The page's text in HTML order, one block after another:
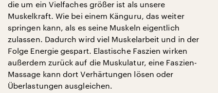
die um ein Vielfaches größer ist als unsere
Muskelkraft. Wie bei einem Känguru, das weiter
springen kann, als es seine Muskeln eigentlich
zulassen. Dadurch wird viel Muskelarbeit und in der
Folge Energie gespart. Elastische Faszien wirken
außerdem zurück auf die Muskulatur, eine Faszien-
Massage kann dort Verhärtungen lösen oder
Überlastungen ausgleichen.